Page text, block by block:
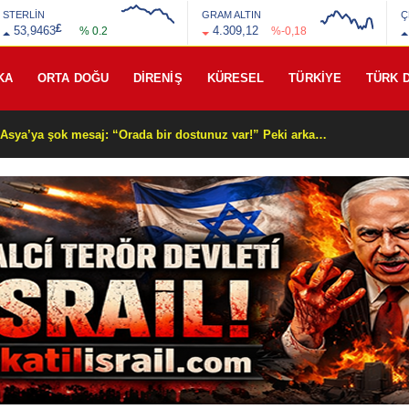
STERLİN
53,9463£ % 0.2
GRAM ALTIN
4.309,12 %-0,18
ORTA DOĞU DİRENİŞ KÜRESEL TÜRKİYE TÜRK
Beyaz Saray’dan Orta Asya’ya şok mesaj: “Orada bir dostunuz var!” Peki arkasında ne var?